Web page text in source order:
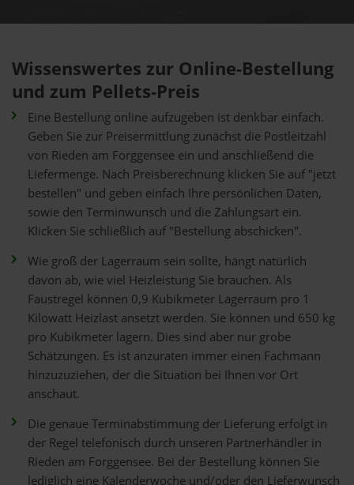
Wissenswertes zur Online-Bestellung
und zum Pellets-Preis
Eine Bestellung online aufzugeben ist denkbar einfach.
Geben Sie zur Preisermittlung zunächst die Postleitzahl
von Rieden am Forggensee ein und anschließend die
Liefermenge. Nach Preisberechnung klicken Sie auf "jetzt
bestellen" und geben einfach Ihre persönlichen Daten,
sowie den Terminwunsch und die Zahlungsart ein.
Klicken Sie schließlich auf "Bestellung abschicken".
Wie groß der Lagerraum sein sollte, hängt natürlich
davon ab, wie viel Heizleistung Sie brauchen. Als
Faustregel können 0,9 Kubikmeter Lagerraum pro 1
Kilowatt Heizlast ansetzt werden. Sie können und 650 kg
pro Kubikmeter lagern. Dies sind aber nur grobe
Schätzungen. Es ist anzuraten immer einen Fachmann
hinzuzuziehen, der die Situation bei Ihnen vor Ort
anschaut.
Die genaue Terminabstimmung der Lieferung erfolgt in
der Regel telefonisch durch unseren Partnerhändler in
Rieden am Forggensee. Bei der Bestellung können Sie
lediglich eine Kalenderwoche und/oder den Lieferwunsch